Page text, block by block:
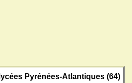
lycées Pyrénées-Atlantiques (64)